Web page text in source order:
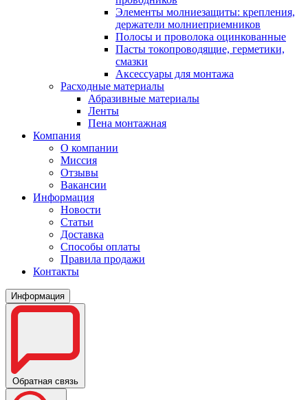
Элементы молниезащиты: крепления,
держатели молниеприемников
Полосы и проволока оцинкованные
Пасты токопроводящие, герметики,
смазки
Аксессуары для монтажа
Расходные материалы
Абразивные материалы
Ленты
Пена монтажная
Компания
О компании
Миссия
Отзывы
Вакансии
Информация
Новости
Статьи
Доставка
Способы оплаты
Правила продажи
Контакты
Информация
Обратная связь